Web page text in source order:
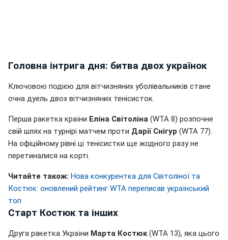
Головна інтрига дня: битва двох українок
Ключовою подією для вітчизняних уболівальників стане
очна дуель двох вітчизняних тенісисток.
Перша ракетка країни Еліна Світоліна (WTA 8) розпочне
свій шлях на турнірі матчем проти Дарії Снігур (WTA 77).
На офіційному рівні ці тенісистки ще жодного разу не
перетиналися на корті.
Читайте також: Нова конкурентка для Світоліної та
Костюк: оновлений рейтинг WTA переписав український
топ
Старт Костюк та інших
Друга ракетка України Марта Костюк (WTA 13), яка цього